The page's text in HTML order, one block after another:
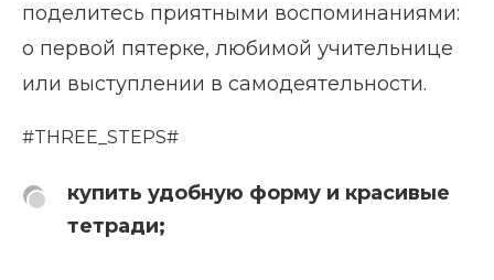
поделитесь приятными воспоминаниями:
о первой пятерке, любимой учительнице
или выступлении в самодеятельности.
#THREE_STEPS#
купить удобную форму и красивые
тетради;